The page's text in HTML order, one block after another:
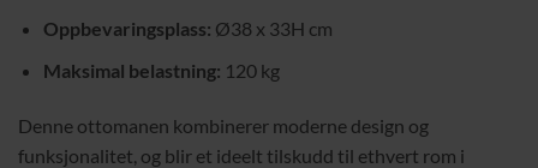
Oppbevaringsplass: Ø38 x 33H cm
Maksimal belastning: 120 kg
Denne ottomanen kombinerer moderne design og
funksjonalitet, og blir et ideelt tilskudd til ethvert rom i